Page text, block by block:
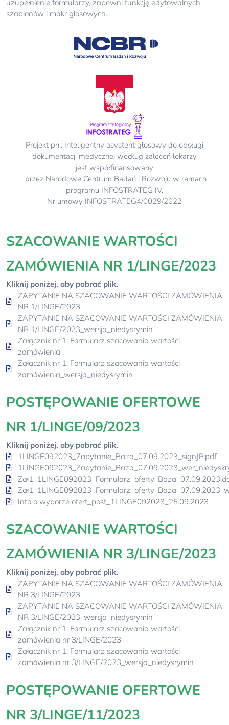
uzupełnienie formularzy, zapewni funkcję edytowalnych
szablonów i makr głosowych.
Projekt pn.: Inteligentny asystent głosowy do obsługi
dokumentacji medycznej według zaleceń lekarzy
jest współfinansowany
przez Narodowe Centrum Badań i Rozwoju w ramach
programu INFOSTRATEG IV.
Nr umowy INFOSTRATEG4/0029/2022
SZACOWANIE WARTOŚCI
ZAMÓWIENIA NR 1/LINGE/2023
Kliknij poniżej, aby pobrać plik.
ZAPYTANIE NA SZACOWANIE WARTOŚCI ZAMÓWIENIA
NR 1/LINGE/2023
ZAPYTANIE NA SZACOWANIE WARTOŚCI ZAMÓWIENIA
NR 1/LINGE/2023_wersja_niedysrymin
Załącznik nr 1: Formularz szacowania wartości
zamówienia
Załącznik nr 1: Formularz szacowania wartości
zamówienia_wersja_niedysrymin
POSTĘPOWANIE OFERTOWE
NR 1/LINGE/09/2023
Kliknij poniżej, aby pobrać plik.
1LINGE092023_Zapytanie_Baza_07.09.2023_signJP.pdf
Info o wyborze ofert_post_1LINGE092023_25.09.2023
SZACOWANIE WARTOŚCI
ZAMÓWIENIA NR 3/LINGE/2023
Kliknij poniżej, aby pobrać plik.
ZAPYTANIE NA SZACOWANIE WARTOŚCI ZAMÓWIENIA
NR 3/LINGE/2023
ZAPYTANIE NA SZACOWANIE WARTOŚCI ZAMÓWIENIA
NR 3/LINGE/2023_wersja_niedysrymin
Załącznik nr 1: Formularz szacowania wartości
zamówienia nr 3/LINGE/2023
Załącznik nr 1: Formularz szacowania wartości
zamówienia nr 3/LINGE/2023_wersja_niedysrymin
POSTĘPOWANIE OFERTOWE
NR 3/LINGE/11/2023